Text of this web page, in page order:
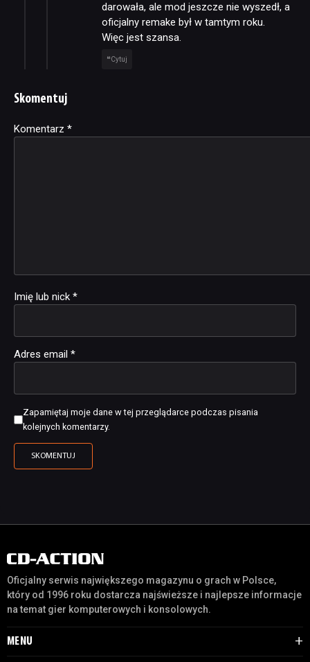
darowała, ale mod jeszcze nie wyszedł, a
oficjalny remake był w tamtym roku.
Więc jest szansa.
Cytuj
Skomentuj
Komentarz *
Imię lub nick *
Adres email *
Zapamiętaj moje dane w tej przeglądarce podczas pisania
kolejnych komentarzy.
Alternative:
Oficjalny serwis największego magazynu o grach w Polsce,
który od 1996 roku dostarcza najświeższe i najlepsze informacje
na temat gier komputerowych i konsolowych.
MENU